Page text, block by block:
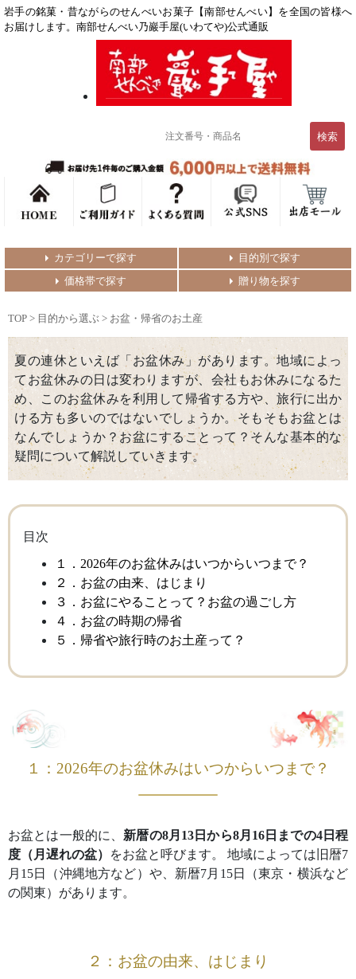
岩手の銘菓・昔ながらのせんべいお菓子【南部せんべい】を全国の皆様へ
お届けします。南部せんべい乃巖手屋(いわてや)公式通販
カテゴリーで探す
目的別で探す
価格帯で探す
贈り物を探す
TOP > 目的から選ぶ > お盆・帰省のお土産
夏の連休といえば「お盆休み」があります。地域によっ
てお盆休みの日は変わりますが、会社もお休みになるた
め、このお盆休みを利用して帰省する方や、旅行に出か
ける方も多いのではないでしょうか。そもそもお盆とは
なんでしょうか？お盆にすることって？そんな基本的な
疑問について解説していきます。
目次
１．2026年のお盆休みはいつからいつまで？
２．お盆の由来、はじまり
３．お盆にやることって？お盆の過ごし方
４．お盆の時期の帰省
５．帰省や旅行時のお土産って？
１：2026年のお盆休みはいつからいつまで？
お盆とは一般的に、 新暦の8月13日から8月16日までの4日程
度（月遅れの盆）
をお盆と呼びます。 地域によっては旧暦7
月15日（沖縄地方など）や、新暦7月15日（東京・横浜など
の関東）があります。
２：お盆の由来、はじまり